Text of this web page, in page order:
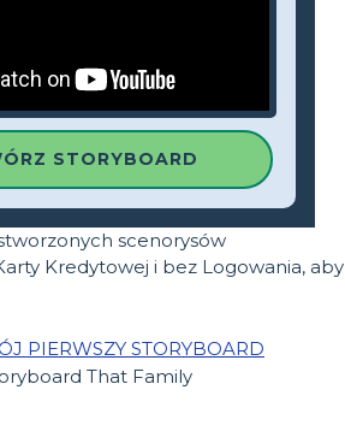
STORYBOARD
scenorysów
Kredytowej i bez Logowania, aby
PIERWSZY STORYBOARD